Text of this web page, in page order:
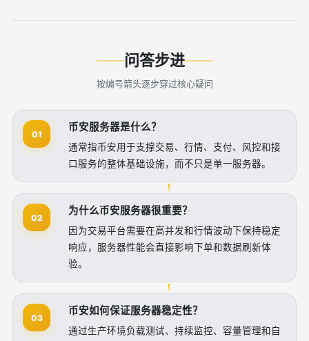
问答步进
按编号箭头逐步穿过核心疑问
01
币安服务器是什么？
通常指币安用于支撑交易、行情、支付、风控和接
口服务的整体基础设施，而不只是单一服务器。
02
为什么币安服务器很重要？
因为交易平台需要在高并发和行情波动下保持稳定
响应，服务器性能会直接影响下单和数据刷新体
验。
03
币安如何保证服务器稳定性？
通过生产环境负载测试、持续监控、容量管理和自